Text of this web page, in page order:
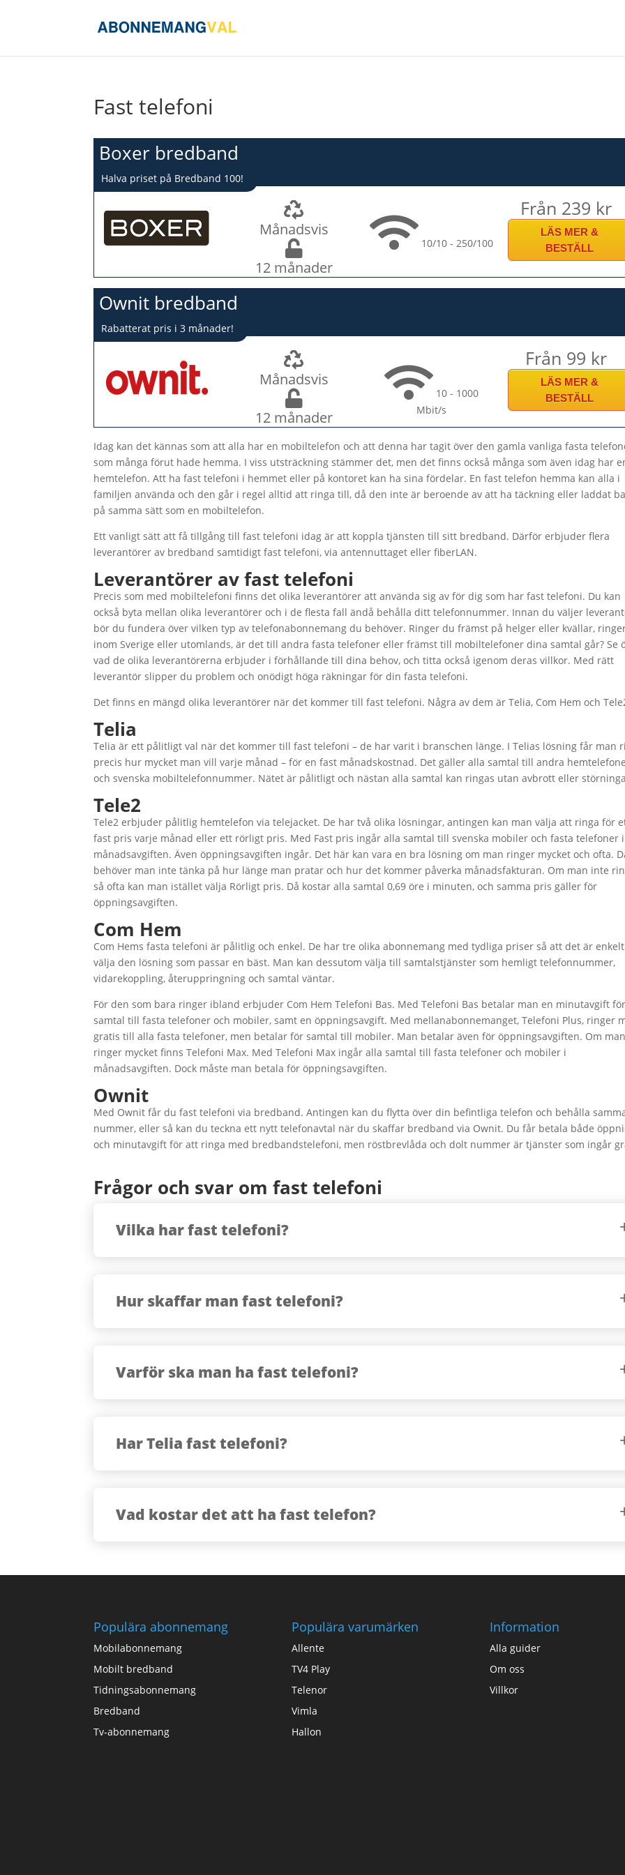
Fast telefoni
Boxer bredband
Halva priset på Bredband 100!
Månadsvis
12 månader
10/10 - 250/100
Från 239 kr
LÄS MER &
BESTÄLL
Ownit bredband
Rabatterat pris i 3 månader!
Månadsvis
12 månader
10 - 1000
Mbit/s
Från 99 kr
LÄS MER &
BESTÄLL
Idag kan det kännas som att alla har en mobiltelefon och att denna har tagit över den gamla vanliga fasta
som många förut hade hemma. I viss utsträckning stämmer det, men det finns också många som även idag har
hemtelefon. Att ha fast telefoni i hemmet eller på kontoret kan ha sina fördelar. En fast telefon hemma kan alla i
familjen använda och den går i regel alltid att ringa till, då den inte är beroende av att ha täckning eller laddat
på samma sätt som en mobiltelefon.
Ett vanligt sätt att få tillgång till fast telefoni idag är att koppla tjänsten till sitt bredband. Därför erbjuder flera
leverantörer av bredband samtidigt fast telefoni, via antennuttaget eller fiberLAN.
Leverantörer av fast telefoni
Precis som med mobiltelefoni finns det olika leverantörer att använda sig av för dig som har fast telefoni. Du kan
också byta mellan olika leverantörer och i de flesta fall ändå behålla ditt telefonnummer. Innan du väljer
bör du fundera över vilken typ av telefonabonnemang du behöver. Ringer du främst på helger eller kvällar,
inom Sverige eller utomlands, är det till andra fasta telefoner eller främst till mobiltelefoner dina samtal går? Se
vad de olika leverantörerna erbjuder i förhållande till dina behov, och titta också igenom deras villkor. Med rätt
leverantör slipper du problem och onödigt höga räkningar för din fasta telefoni.
Det finns en mängd olika leverantörer när det kommer till fast telefoni. Några av dem är Telia, Com Hem och
Telia
Telia är ett pålitligt val när det kommer till fast telefoni – de har varit i branschen länge. I Telias lösning får man
precis hur mycket man vill varje månad – för en fast månadskostnad. Det gäller alla samtal till andra
och svenska mobiltelefonnummer. Nätet är pålitligt och nästan alla samtal kan ringas utan avbrott eller
Tele2
Tele2 erbjuder pålitlig hemtelefon via telejacket. De har två olika lösningar, antingen kan man välja att ringa för
fast pris varje månad eller ett rörligt pris. Med Fast pris ingår alla samtal till svenska mobiler och fasta telefoner i
månadsavgiften. Även öppningsavgiften ingår. Det här kan vara en bra lösning om man ringer mycket och ofta.
behöver man inte tänka på hur länge man pratar och hur det kommer påverka månadsfakturan. Om man inte
så ofta kan man istället välja Rörligt pris. Då kostar alla samtal 0,69 öre i minuten, och samma pris gäller för
öppningsavgiften.
Com Hem
Com Hems fasta telefoni är pålitlig och enkel. De har tre olika abonnemang med tydliga priser så att det är
välja den lösning som passar en bäst. Man kan dessutom välja till samtalstjänster som hemligt telefonnummer,
vidarekoppling, återuppringning och samtal väntar.
För den som bara ringer ibland erbjuder Com Hem Telefoni Bas. Med Telefoni Bas betalar man en minutavgift för
samtal till fasta telefoner och mobiler, samt en öppningsavgift. Med mellanabonnemanget, Telefoni Plus, ringer
gratis till alla fasta telefoner, men betalar för samtal till mobiler. Man betalar även för öppningsavgiften. Om man
ringer mycket finns Telefoni Max. Med Telefoni Max ingår alla samtal till fasta telefoner och mobiler i
månadsavgiften. Dock måste man betala för öppningsavgiften.
Ownit
Med Ownit får du fast telefoni via bredband. Antingen kan du flytta över din befintliga telefon och behålla
nummer, eller så kan du teckna ett nytt telefonavtal när du skaffar bredband via Ownit. Du får betala både
och minutavgift för att ringa med bredbandstelefoni, men röstbrevlåda och dolt nummer är tjänster som ingår
Frågor och svar om fast telefoni
Vilka har fast telefoni?
Hur skaffar man fast telefoni?
Varför ska man ha fast telefoni?
Har Telia fast telefoni?
Vad kostar det att ha fast telefon?
Populära abonnemang
Mobilabonnemang
Mobilt bredband
Tidningsabonnemang
Bredband
Tv-abonnemang
Populära varumärken
Allente
TV4 Play
Telenor
Vimla
Hallon
Information
Alla guider
Om oss
Villkor